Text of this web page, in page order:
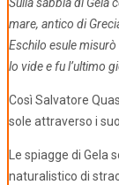
Sulla sabbia di Gela
mare, antico di
Eschilo esule
lo vide e fu l’ultimo
Così Salvatore
sole attraverso i
Le spiagge di Gela
naturalistico di